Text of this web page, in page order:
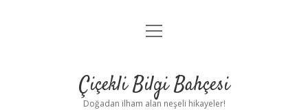
Anasayfa
Yasal Uyarı
menüyü
Çiçekli Bilgi Bahçesi
Doğadan ilham alan neşeli hikayeler!